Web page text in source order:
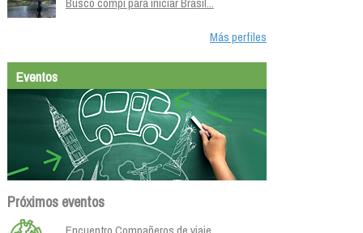
Más perfiles
Eventos
Próximos eventos